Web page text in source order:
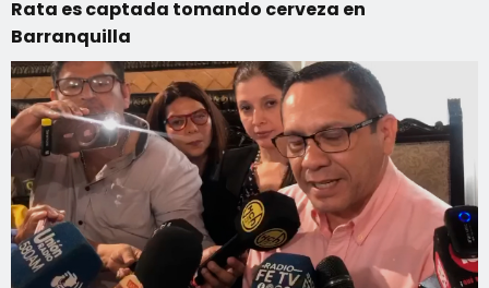
Rata es captada tomando cerveza en
Barranquilla